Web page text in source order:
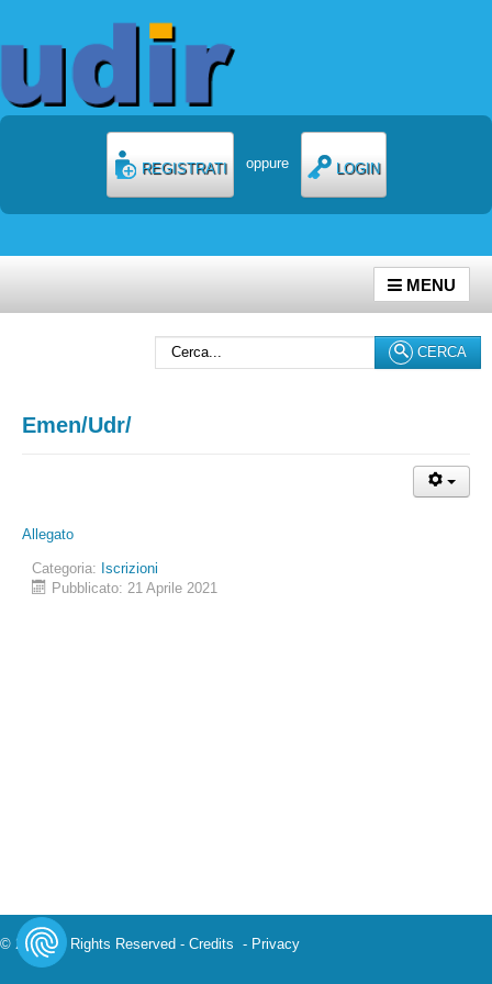
REGISTRATI oppure LOGIN
MENU
CERCA
Emen/Udr/
Allegato
Categoria: Iscrizioni
Pubblicato: 21 Aprile 2021
© 2023 All Rights Reserved - Credits - Privacy